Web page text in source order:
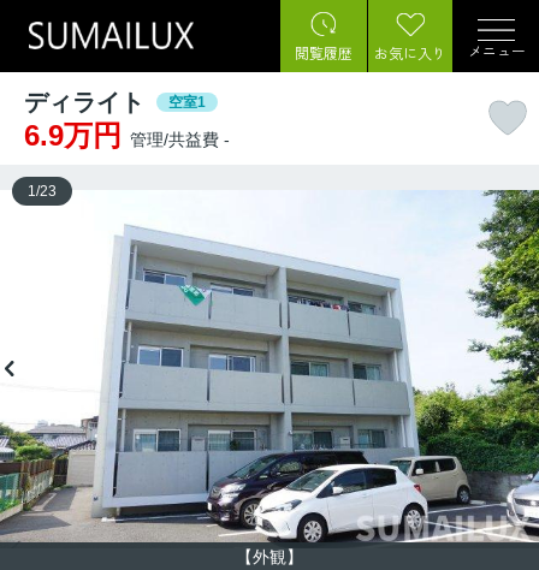
閲覧履歴 お気に入り メニュー
ディライト 空室1
6.9万円 管理/共益費 -
【外観】
1 /23